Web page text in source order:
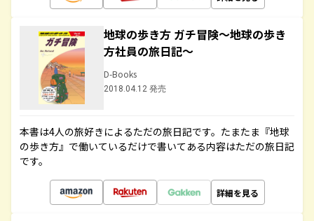
地球の歩き方 ガチ冒険～地球の歩き
方社員の旅日記～
D-Books
2018.04.12 発売
本書は4人の旅好きによるただの旅日記です。たまたま『地球
の歩き方』で働いているだけで書いてある内容はただの旅日記
です。
詳細を見る